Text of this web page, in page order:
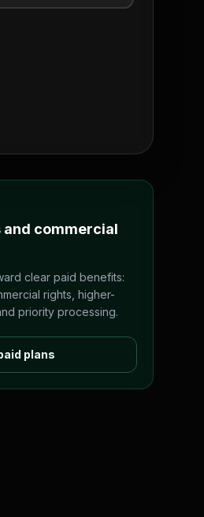
commercial
clear paid benefits:
rights, higher-
priority processing.
plans